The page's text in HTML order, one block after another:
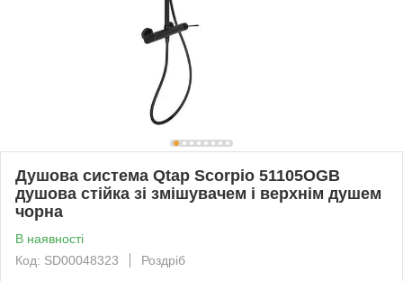
Душова система Qtap Scorpio 51105OGB
душова стійка зі змішувачем і верхнім душем
чорна
В наявності
Код: SD00048323
Роздріб